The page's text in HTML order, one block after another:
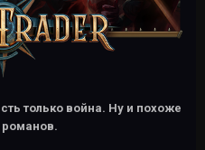
только война. Ну и похоже
романов.